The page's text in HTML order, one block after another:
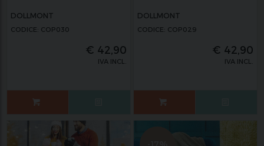
DOLLMONT
CODICE: COP030
€ 42,90
IVA INCL.
DOLLMONT
CODICE: COP029
€ 42,90
IVA INCL.